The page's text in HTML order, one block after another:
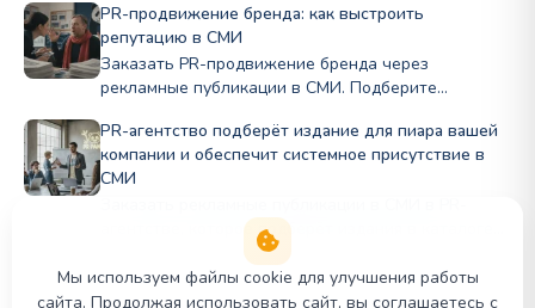
PR-продвижение бренда: как выстроить
репутацию в СМИ
Заказать PR-продвижение бренда через
рекламные публикации в СМИ. Подберите
репутацию Полный цикл в PRslon.
PR-агентство подберёт издание для пиара вашей
компании и обеспечит системное присутствие в
СМИ
агентстве, которое подберёт издания в каталоге
PR Panda для публикации в деловых и отраслевых
СМИ под задачи бизнеса.
Мы используем файлы cookie для улучшения работы
сайта. Продолжая использовать сайт, вы соглашаетесь с